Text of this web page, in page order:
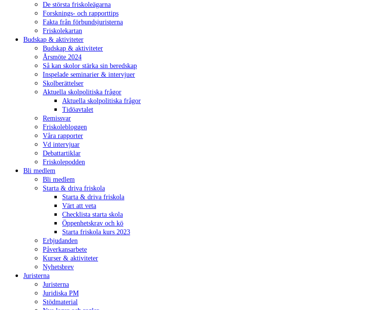
De största friskoleägarna
Forsknings- och rapporttips
Fakta från förbundsjuristerna
Friskolekartan
Budskap & aktiviteter
Budskap & aktiviteter
Årsmöte 2024
Så kan skolor stärka sin beredskap
Inspelade seminarier & intervjuer
Skolberättelser
Aktuella skolpolitiska frågor
Aktuella skolpolitiska frågor
Tidöavtalet
Remissvar
Friskolebloggen
Våra rapporter
Vd intervjuar
Debattartiklar
Friskolepodden
Bli medlem
Bli medlem
Starta & driva friskola
Starta & driva friskola
Värt att veta
Checklista starta skola
Öppenhetskrav och kö
Starta friskola kurs 2023
Erbjudanden
Påverkansarbete
Kurser & aktiviteter
Nyhetsbrev
Juristerna
Juristerna
Juridiska PM
Stödmaterial